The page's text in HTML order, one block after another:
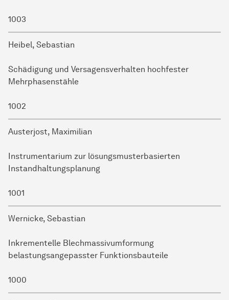
1003
Heibel, Sebastian
Schädigung und Versagensverhalten hochfester
Mehrphasenstähle
1002
Austerjost, Maximilian
Instrumentarium zur lösungsmusterbasierten
Instandhaltungsplanung
1001
Wernicke, Sebastian
Inkrementelle Blechmassivumformung
belastungsangepasster Funktionsbauteile
1000